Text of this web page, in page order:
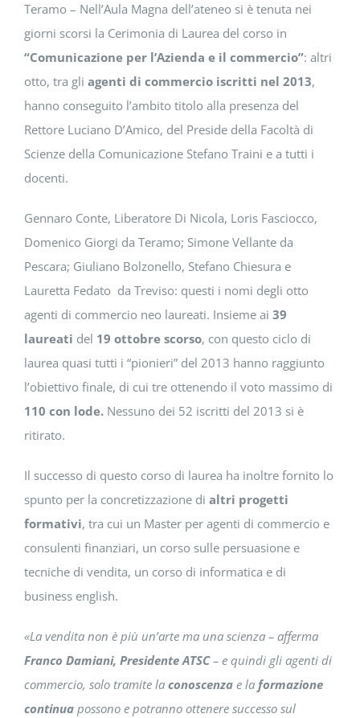
Teramo – Nell’Aula Magna dell’ateneo si è tenuta nei
giorni scorsi la Cerimonia di Laurea del corso in
“Comunicazione per l’Azienda e il commercio”: altri
otto, tra gli agenti di commercio iscritti nel 2013,
hanno conseguito l’ambito titolo alla presenza del
Rettore Luciano D’Amico, del Preside della Facoltà di
Scienze della Comunicazione Stefano Traini e a tutti i
docenti.
Gennaro Conte, Liberatore Di Nicola, Loris Fasciocco,
Domenico Giorgi da Teramo; Simone Vellante da
Pescara; Giuliano Bolzonello, Stefano Chiesura e
Lauretta Fedato da Treviso: questi i nomi degli otto
agenti di commercio neo laureati. Insieme ai 39
laureati del 19 ottobre scorso, con questo ciclo di
laurea quasi tutti i “pionieri” del 2013 hanno raggiunto
l’obiettivo finale, di cui tre ottenendo il voto massimo di
110 con lode. Nessuno dei 52 iscritti del 2013 si è
ritirato.
Il successo di questo corso di laurea ha inoltre fornito lo
spunto per la concretizzazione di altri progetti
formativi, tra cui un Master per agenti di commercio e
consulenti finanziari, un corso sulle persuasione e
tecniche di vendita, un corso di informatica e di
business english.
«La vendita non è più un’arte ma una scienza – afferma
Franco Damiani, Presidente ATSC– e quindi gli agenti di
commercio, solo tramite la conoscenzae la formazione
continuapossono e potranno ottenere successo sul